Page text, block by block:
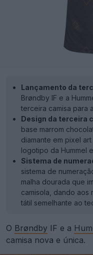
Lançamento da
Brøndby IF e a
terceira camisa para
Design da terceira
base marrom
diamante em pixel
logotipo da Hummel
Sistema de
sistema de
malha dourada que
camisola, dando aos
tátil semelhante ao
O Brøndby IF e a
camisa nova e única.